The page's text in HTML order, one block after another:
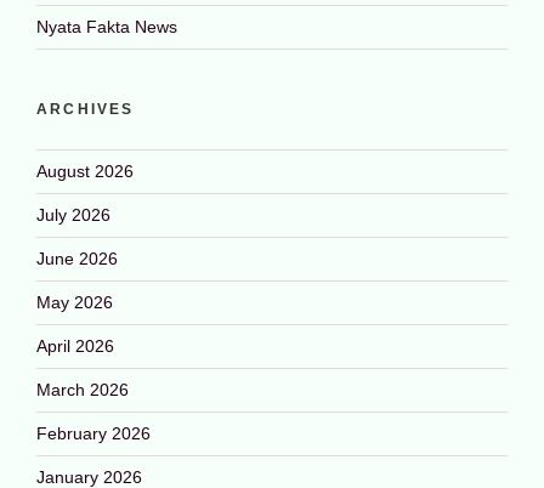
Nyata Fakta News
ARCHIVES
August 2026
July 2026
June 2026
May 2026
April 2026
March 2026
February 2026
January 2026